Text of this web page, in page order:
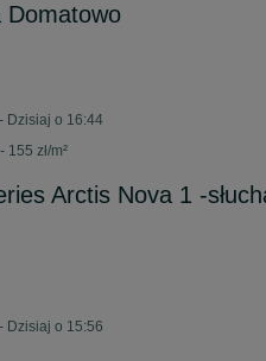
Domatowo
Dzisiaj o 16:44
155 zł/m²
Arctis Nova 1 -
Dzisiaj o 15:56